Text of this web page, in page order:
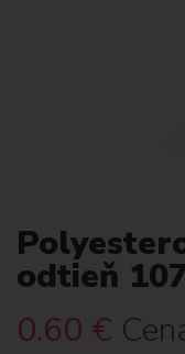
odtieň
0.60 €